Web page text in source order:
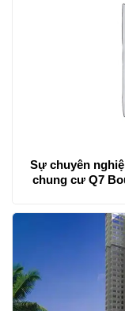
Sự chuyên
chung cư Q7